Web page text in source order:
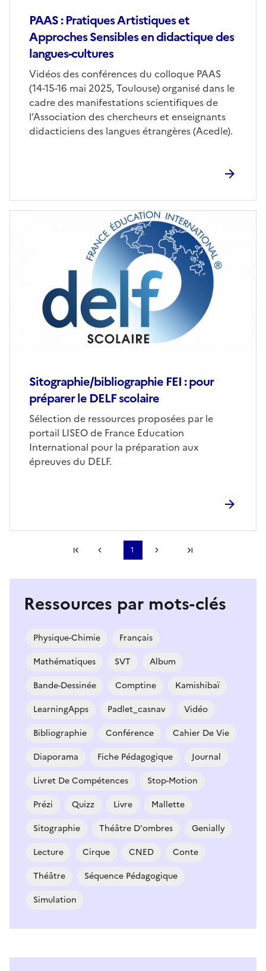
PAAS : Pratiques Artistiques et
Approches Sensibles en didactique des
langues-cultures
Corps
Vidéos des conférences du colloque PAAS
(14-15-16 mai 2025, Toulouse) organisé dans le
cadre des manifestations scientifiques de
l’Association des chercheurs et enseignants
didacticiens des langues étrangères (Acedle).
Sitographie/bibliographie FEI : pour
préparer le DELF scolaire
Sélection de ressources proposées par le
portail LISEO de France Education
International pour la préparation aux
épreuves du DELF.
Première page1
Page suivanteDernière page
Ressources par mots-clés
Physique-Chimie
Français
Mathématiques
SVT
Album
Bande-Dessinée
Comptine
Kamishibaï
LearningApps
Padlet_casnav
Vidéo
Bibliographie
Conférence
Cahier De Vie
Diaporama
Fiche Pédagogique
Journal
Livret De Compétences
Stop-Motion
Prézi
Quizz Livre
Mallette
Sitographie
Théâtre D'ombres
Genially
Lecture
Cirque CNED
Conte
Théâtre
Séquence Pédagogique
Simulation